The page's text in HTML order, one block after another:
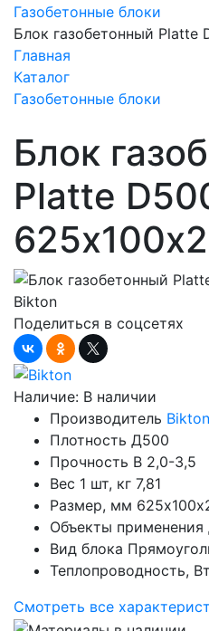
Газобетонные блоки
Блок газобетонный Platte
Главная
Каталог
Газобетонные блоки
Блок
Platte
Поделиться в соцсетях
Наличие: В наличии
Производитель Bikton
Плотность Д500
Прочность B 2,0-3,5
Вес 1 шт, кг 7,81
Размер, мм
Объекты применения
Вид блока
Теплопроводность,
Смотреть все